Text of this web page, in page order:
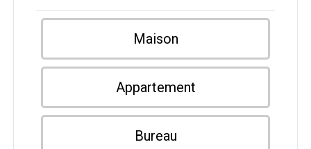
Maison
Appartement
Bureau